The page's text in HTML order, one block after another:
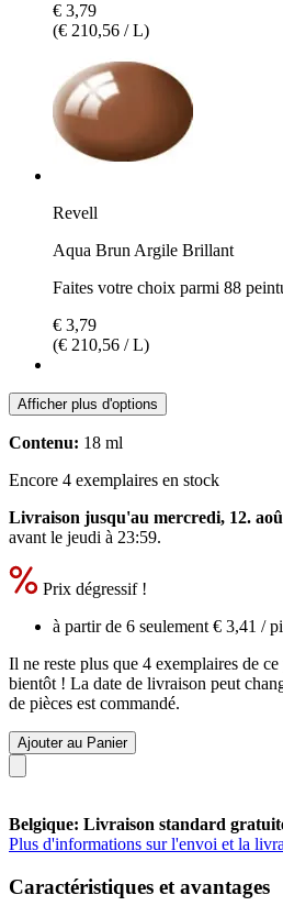
€ 3,79
(€ 210,56 / L)
Revell
Aqua Brun Argile Brillant
Faites votre choix parmi 88
€ 3,79
(€ 210,56 / L)
Afficher plus d'options
Contenu: 18 ml
Encore 4 exemplaires en stock
Livraison jusqu'au mercredi, 12.
avant le jeudi à 23:59.
Prix dégressif !
à partir de 6 seulement € 3,41 /
Il ne reste plus que 4 exemplaires de
bientôt ! La date de livraison peut
de pièces est commandé.
Ajouter au Panier
Belgique: Livraison standard
Plus d'informations sur l'envoi et la
Caractéristiques et avantages